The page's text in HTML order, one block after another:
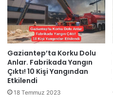
Gaziantep’ta Korku Dolu
Anlar. Fabrikada Yangın
Çıktı! 10 Kişi Yangından
Etkilendi
18 Temmuz 2023